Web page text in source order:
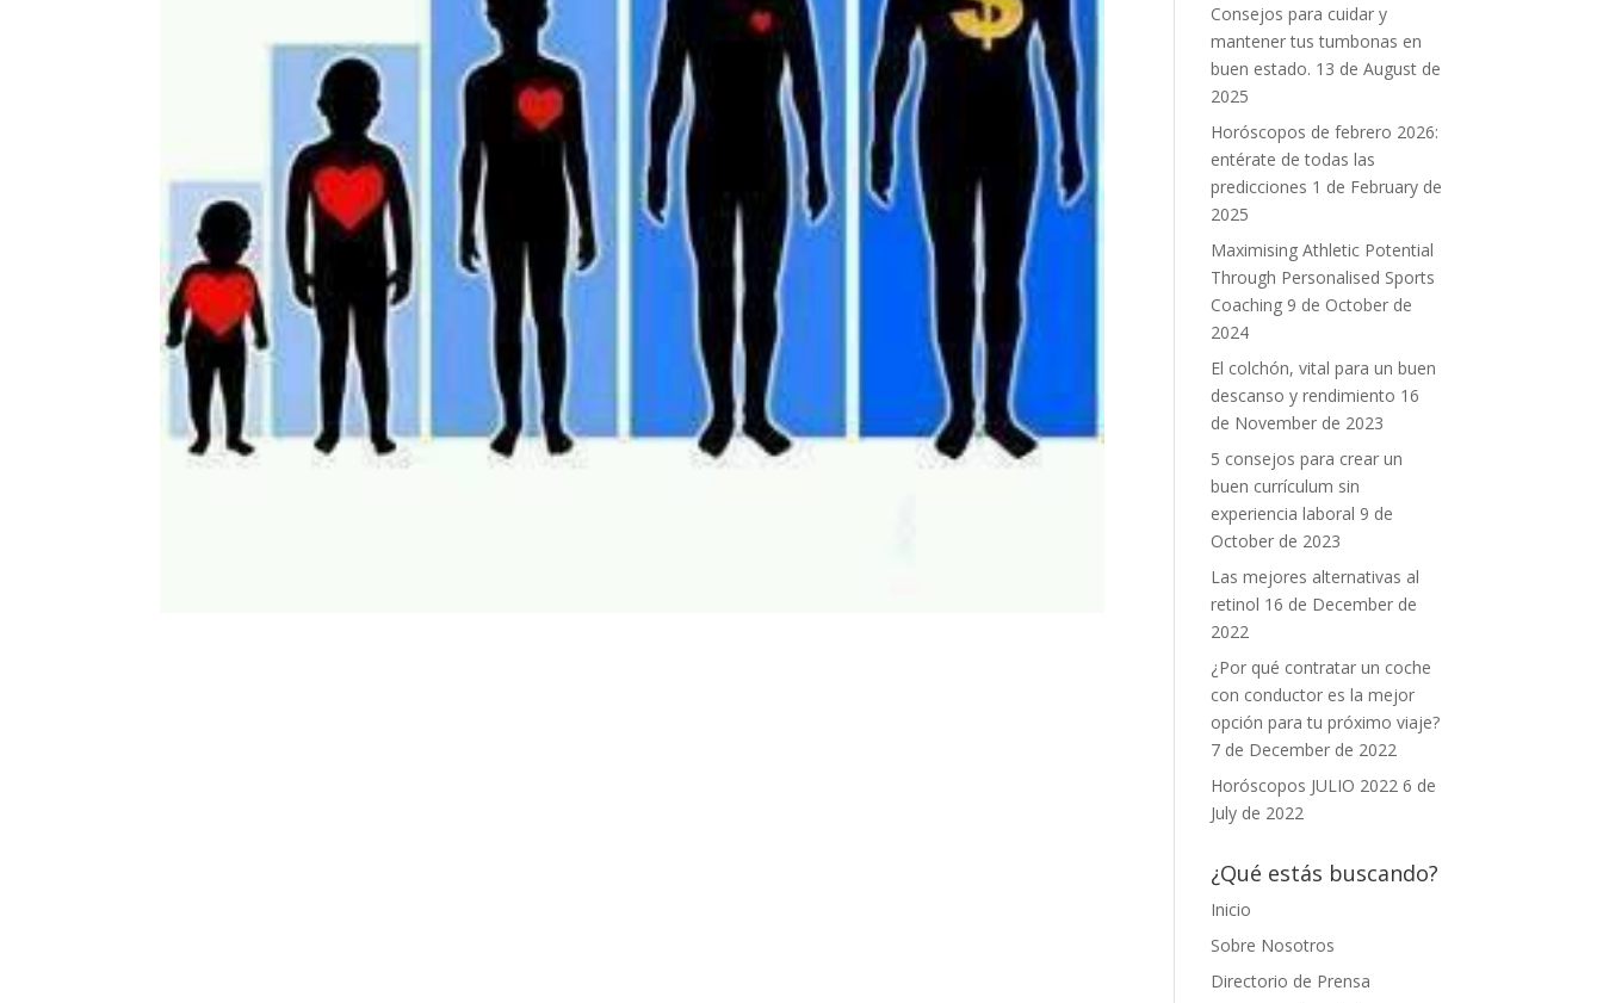
Consejos para cuidar y
mantener tus tumbonas en
buen estado. 13 de August de
2025
Horóscopos de febrero 2026:
entérate de todas las
predicciones 1 de February de
2025
Maximising Athletic Potential
Through Personalised Sports
Coaching 9 de October de
2024
El colchón, vital para un buen
descanso y rendimiento 16
de November de 2023
5 consejos para crear un
buen currículum sin
experiencia laboral 9 de
October de 2023
Las mejores alternativas al
retinol 16 de December de
2022
¿Por qué contratar un coche
con conductor es la mejor
opción para tu próximo viaje?
7 de December de 2022
Horóscopos JULIO 2022 6 de
July de 2022
¿Qué estás buscando?
Inicio
Sobre Nosotros
Directorio de Prensa